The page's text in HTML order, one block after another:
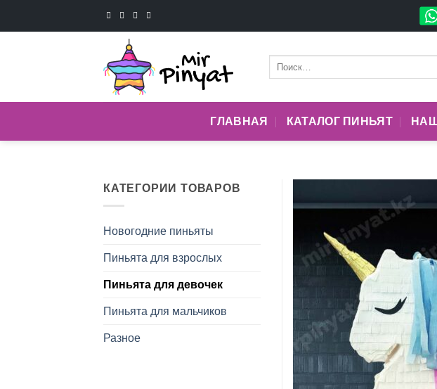
ГЛАВНАЯ КАТАЛОГ ПИНЬЯТ
КАТЕГОРИИ ТОВАРОВ
Новогодние пиньяты
Пиньята для взрослых
Пиньята для девочек
Пиньята для мальчиков
Разное